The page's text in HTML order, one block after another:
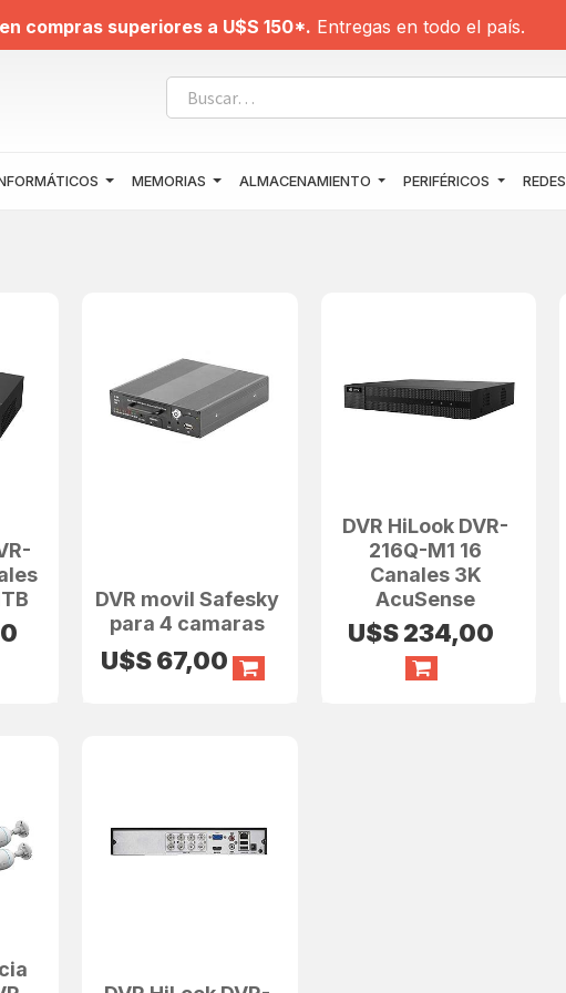
compras superiores a U$S 150*. Entregas en todo el país.
MEMORIAS ALMACENAMIENTO PERIFÉRICOS REDES
DVR movil Safesky
para 4 camaras
U$S67,00
DVR HiLook DVR-
216Q-M1 16
Canales 3K
AcuSense
U$S234,00